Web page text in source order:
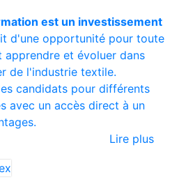
est un investissement
d'une opportunité pour toute
apprendre et évoluer dans
de l'industrie textile.
candidats pour différents
avec un accès direct à un
Lire plus